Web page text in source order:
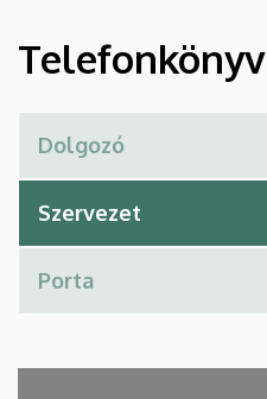
Diákkör
Telefonkönyv